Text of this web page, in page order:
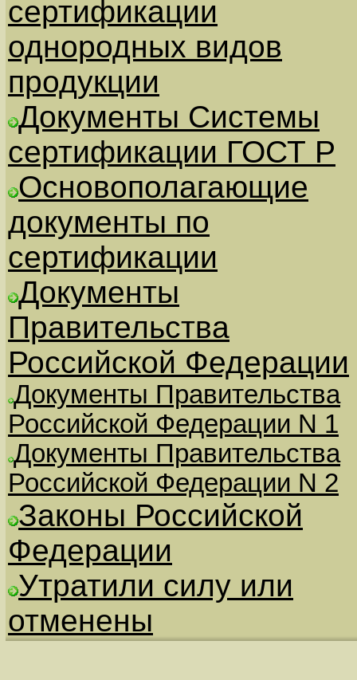
сертификации
однородных видов
продукции
Документы Системы
сертификации ГОСТ Р
Основополагающие
документы по
сертификации
Документы
Правительства
Российской Федерации
Документы Правительства
Российской Федерации N 1
Документы Правительства
Российской Федерации N 2
Законы Российской
Федерации
Утратили силу или
отменены